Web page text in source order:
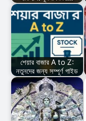
শেয়ার বাজার A to Z:
নতুনদের জন্য সম্পূর্ণ গাইড